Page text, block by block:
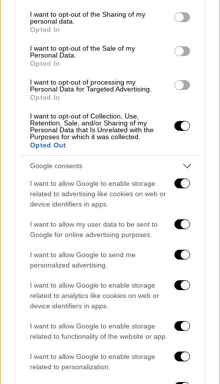
not limited to your visit or usage behaviour. You may click to
grant or deny consent to Google and its third-party tags to
use your data for below specified purposes in below Google
consent section.
I want to opt-out of the Sharing of my
personal data.
Opted In
I want to opt-out of the Sale of my
Personal Data.
Opted In
I want to opt-out of processing my
Personal Data for Targeted Advertising.
Opted In
I want to opt-out of Collection, Use,
Retention, Sale, and/or Sharing of my
Personal Data that Is Unrelated with the
Purposes for which it was collected.
Opted Out
Google consents
I want to allow Google to enable storage
related to advertising like cookies on web or
device identifiers in apps.
I want to allow my user data to be sent to
Google for online advertising purposes.
I want to allow Google to send me
personalized advertising.
I want to allow Google to enable storage
related to analytics like cookies on web or
device identifiers in apps.
I want to allow Google to enable storage
related to functionality of the website or app.
I want to allow Google to enable storage
related to personalization.
Το απαράδεκτο περιστατικό
Σύμφωνα με το Flashnews.gr, η γυναίκα
ξάπλωσε αμέριμνη στον ειδικά
οριοθετημένο χώρο, αγνοώντας εμφανώς τα
προειδοποιητικά σημάδιακαι τους
πασσάλους περίφραξης που έχουν
τοποθετηθεί για την προστασία των
φωλιών.
Το συμβάν προκάλεσε έντονη ενόχληση σε
παρευρισκόμενους λουόμενους, οι οποίοι
διατάραξη των ευαίσθητων σημείων
όπου οι
χελώνες γεννούν τα αυγά τους.
Χανιά - Παραλία - Χελώνες
Μέχρι στιγμής δεν έχει διευκρινιστεί αν η
γυναίκα αγνόησε σκόπιμα τις σημάνσεις ή αν
πρόκειται για περιστατικό άγνοιας, ωστόσο